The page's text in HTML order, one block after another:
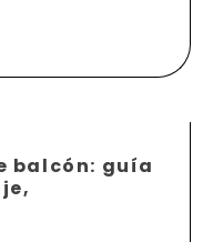
balcón: guía